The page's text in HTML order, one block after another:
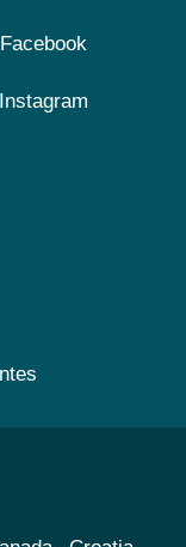
Facebook
Instagram